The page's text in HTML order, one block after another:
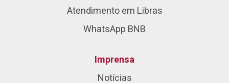
Atendimento em Libras
WhatsApp BNB
Imprensa
Notícias